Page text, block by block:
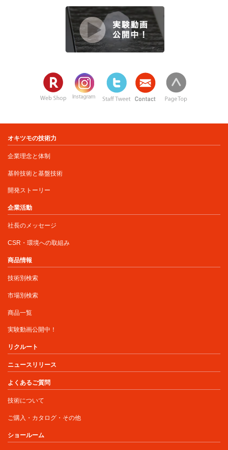
オキツモの技術力
企業理念と体制
基幹技術と基盤技術
開発ストーリー
企業活動
社長のメッセージ
CSR・環境への取組み
商品情報
技術別検索
市場別検索
商品一覧
実験動画公開中！
リクルート
ニュースリリース
よくあるご質問
技術について
ご購入・カタログ・その他
ショールーム